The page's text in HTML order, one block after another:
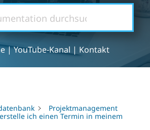
|YouTube-Kanal | Kontakt
Projektmanagement
ich einen Termin in meinem